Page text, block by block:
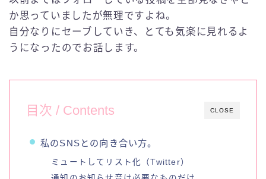
か思っていましたが無理ですよね。
自分なりにセーブしていき、とても気楽に見れるよ
うになったのでお話します。
CLOSE
目次 / Contents
私のSNSとの向き合い方。
ミュートしてリスト化（Twitter）